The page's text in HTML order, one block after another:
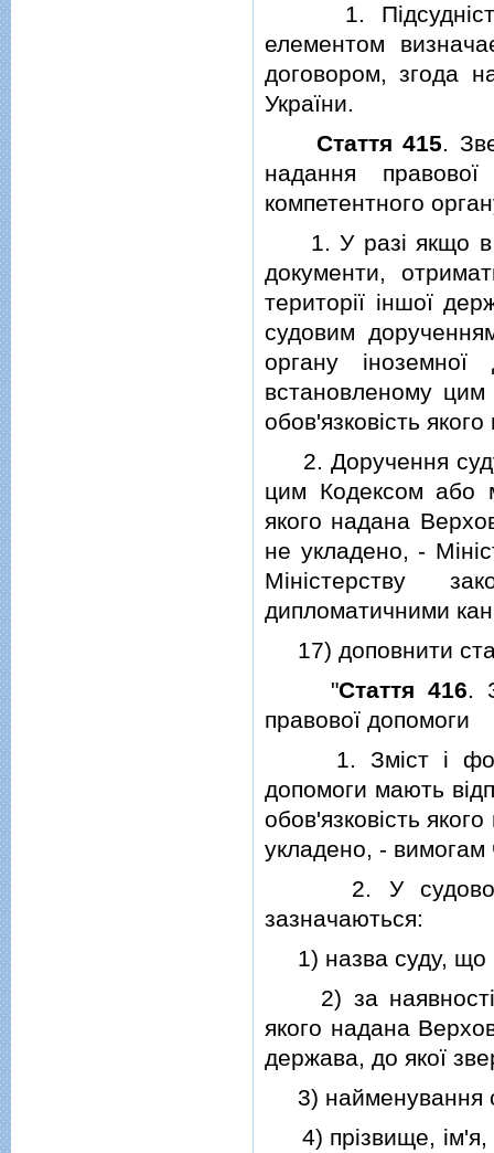
1. Пiдсуднiсть
елементом
договором, згода
України.
Стаття 415.
надання
компетентного
1. У разi якщо в
документи,
територiї iншої
судовим
органу
встановленому
обов'язковiсть
2. Доручення суду
цим Кодексом або
якого надана
не укладено, -
Мiнiстерству
дипломатичними
17) доповнити
"Стаття 416.
правової допомоги
1. Змiст i форма
допомоги мають
обов'язковiсть
укладено, - вимогам
2. У судовому
зазначаються:
1) назва суду, що
2) за наявностi
якого надана
держава, до якої
3) найменування
4) прiзвище, iм'я,